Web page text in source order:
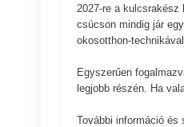
2027-re a
csúcson mindig jár
okosotthon-
Egyszerűen
legjobb részén. Ha
További információ és